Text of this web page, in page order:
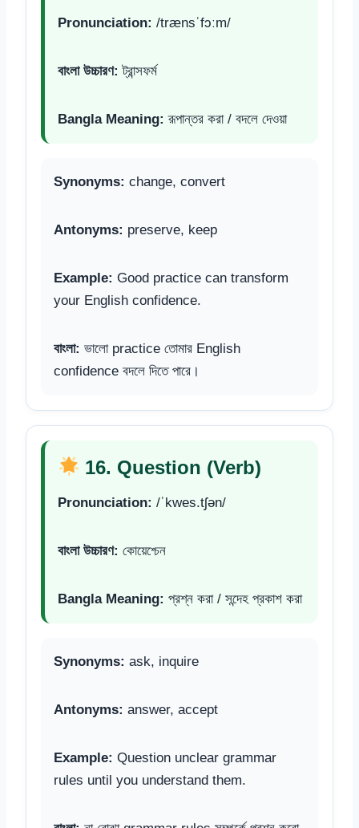
Pronunciation: /trænsˈfɔːm/
বাংলা উচ্চারণ: ট্রান্সফর্ম
Bangla Meaning: রূপান্তর করা / বদলে দেওয়া
Synonyms: change, convert
Antonyms: preserve, keep
Example: Good practice can transform
your English confidence.
বাংলা: ভালো practice তোমার English
confidence বদলে দিতে পারে।
16. Question (Verb)
Pronunciation: /ˈkwes.tʃən/
বাংলা উচ্চারণ: কোয়েশ্চেন
Bangla Meaning: প্রশ্ন করা / সন্দেহ প্রকাশ করা
Synonyms: ask, inquire
Antonyms: answer, accept
Example: Question unclear grammar
rules until you understand them.